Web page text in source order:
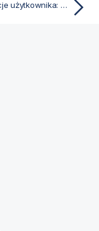
Preferencje użytkownika: Lokalizacje